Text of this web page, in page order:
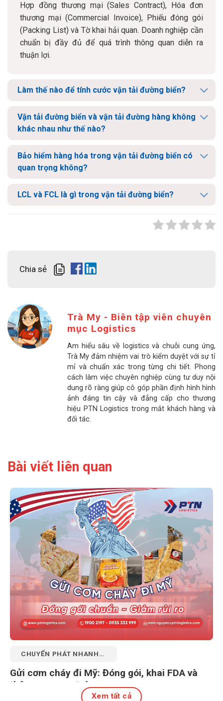
Hợp đồng thương mại (Sales Contract), Hóa đơn
thương mại (Commercial Invoice), Phiếu đóng gói
(Packing List) và Tờ khai hải quan. Doanh nghiệp cần
chuẩn bị đầy đủ để quá trình thông quan diễn ra
thuận lợi.
Làm thế nào để tính cước vận tải đường biển?
Vận tải đường biển và vận tải đường hàng không
khác nhau như thế nào?
Bảo hiểm hàng hóa trong vận tải đường biển có
quan trọng không?
LCL và FCL là gì trong vận tải đường biển?
Chia sẻ
Trà My - Biên tập viên chuyên
mục Logistics
Am hiểu sâu về logistics và chuỗi cung ứng,
Trà My đảm nhiệm vai trò kiểm duyệt với sự tỉ
mỉ và chuẩn xác trong từng chi tiết. Phong
cách làm việc chuyên nghiệp cùng tư duy nội
dung rõ ràng giúp cô góp phần định hình hình
ảnh đáng tin cậy và đẳng cấp cho thương
hiệu PTN Logistics trong mắt khách hàng và
đối tác.
Bài viết liên quan
CHUYỂN PHÁT NHANH
Gửi cơm cháy đi Mỹ: Đóng gói, khai FDA và
thông quan an toàn
Xem tất cả